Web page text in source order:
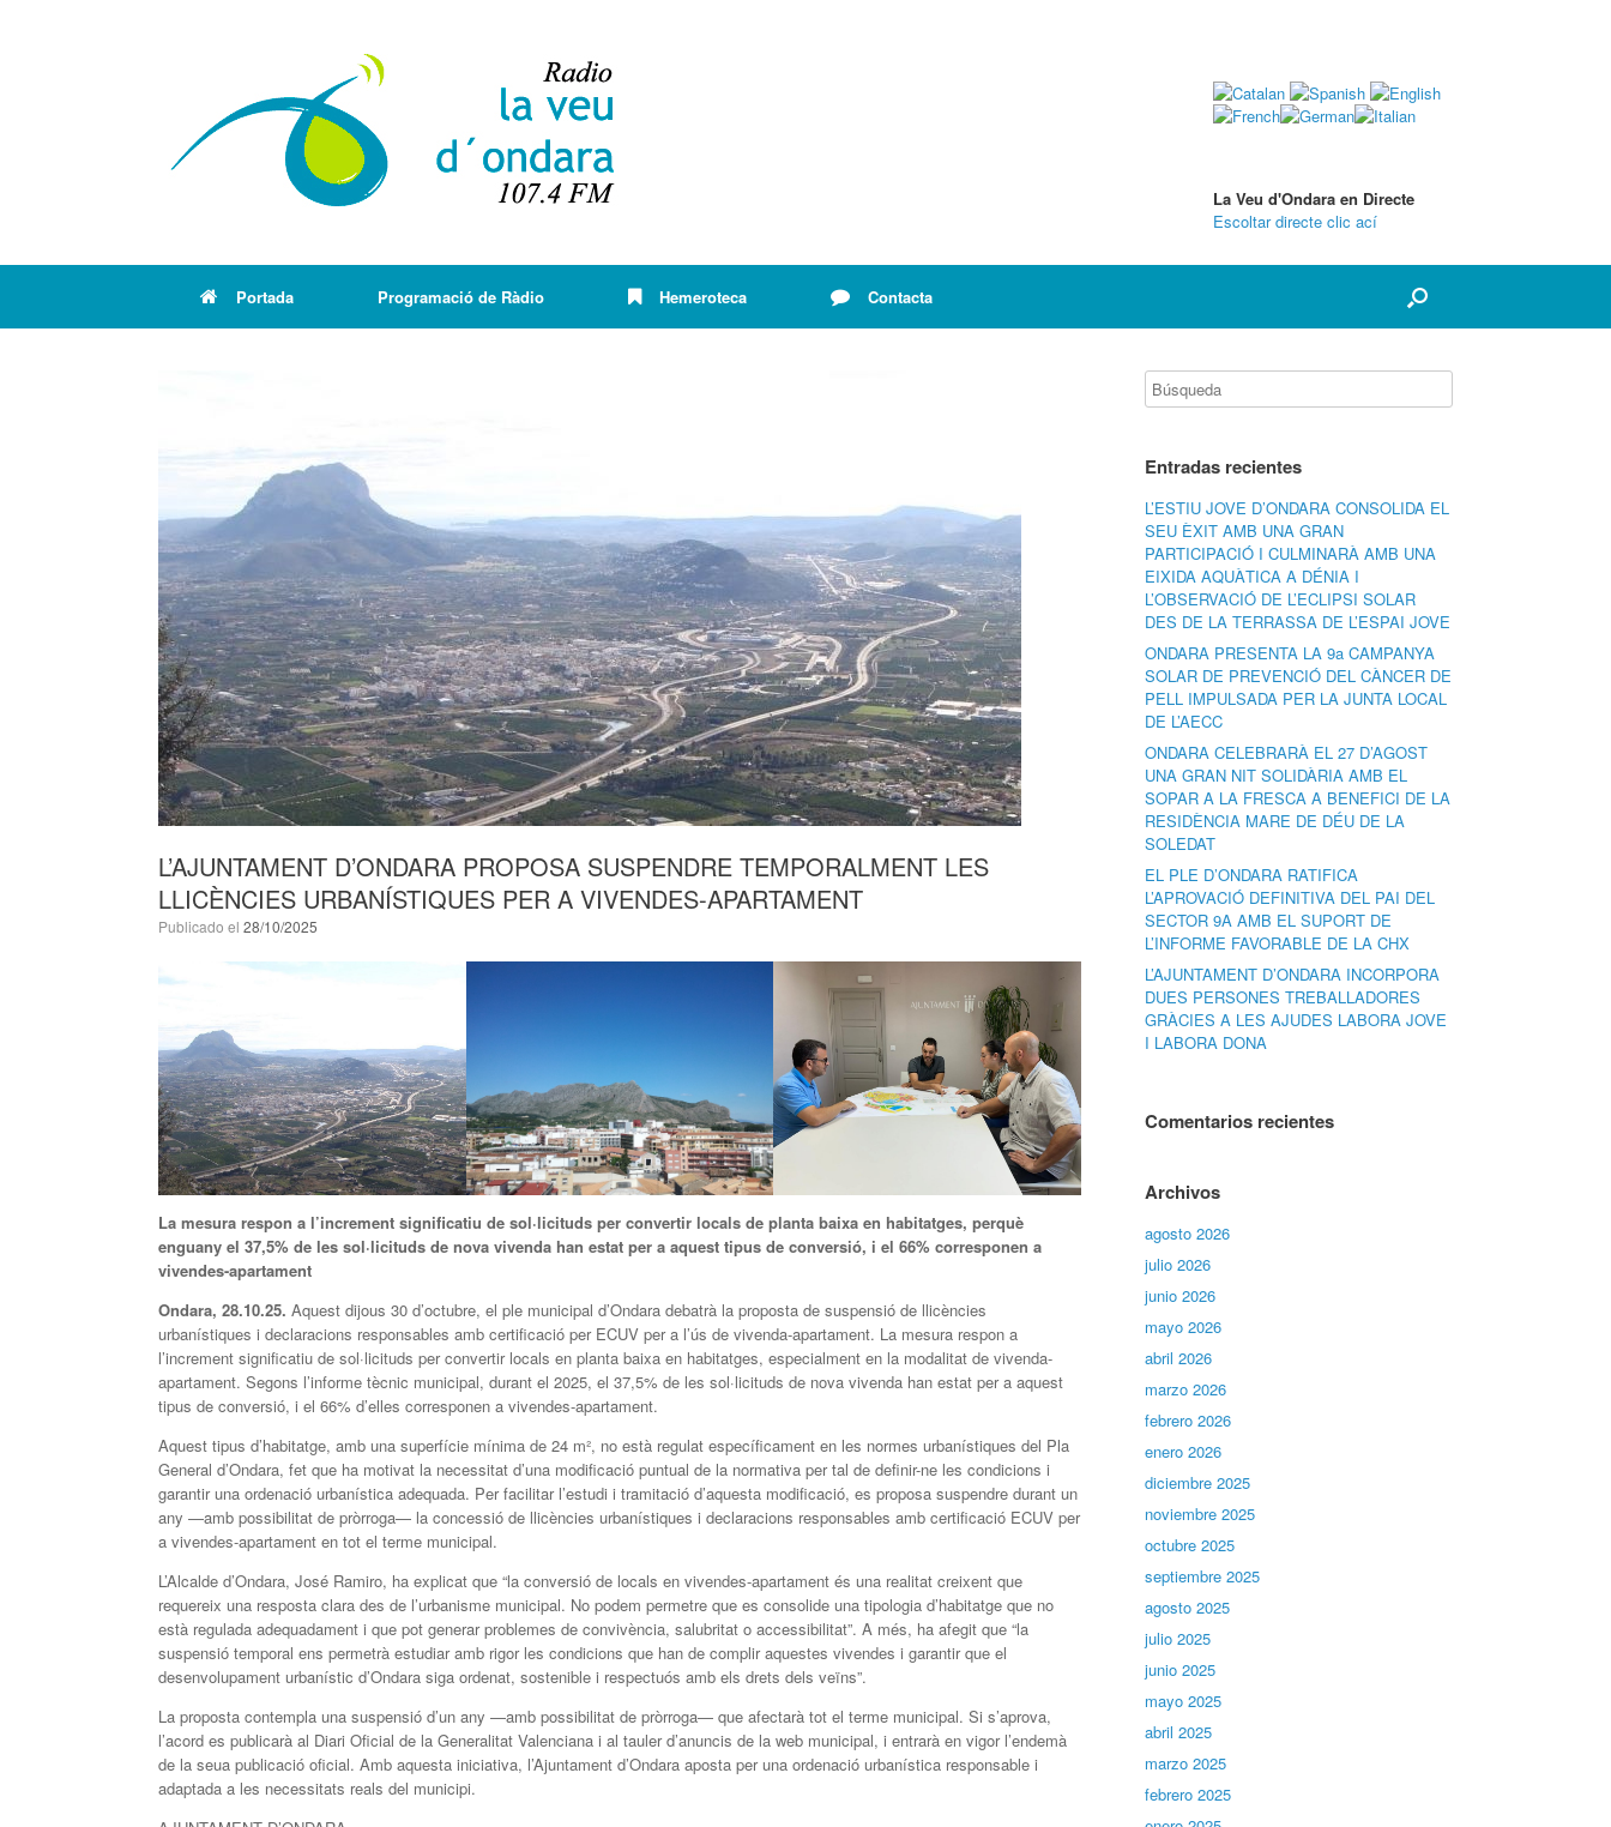
La Veu d'Ondara en Directe
Escoltar directe clic ací
Portada Programació de Ràdio Hemeroteca Contacta
L’AJUNTAMENT D’ONDARA PROPOSA SUSPENDRE TEMPORALMENT LES
LLICÈNCIES URBANÍSTIQUES PER A VIVENDES-APARTAMENT
Publicado el 28/10/2025
La mesura respon a l’increment significatiu de sol·licituds per convertir locals de planta baixa en habitatges, perquè
enguany el 37,5% de les sol·licituds de nova vivenda han estat per a aquest tipus de conversió, i el 66% corresponen a
vivendes-apartament
Ondara, 28.10.25. Aquest dijous 30 d’octubre, el ple municipal d’Ondara debatrà la proposta de suspensió de llicències
urbanístiques i declaracions responsables amb certificació per ECUV per a l’ús de vivenda-apartament. La mesura respon a
l’increment significatiu de sol·licituds per convertir locals en planta baixa en habitatges, especialment en la modalitat de vivenda-
apartament. Segons l’informe tècnic municipal, durant el 2025, el 37,5% de les sol·licituds de nova vivenda han estat per a aquest
tipus de conversió, i el 66% d’elles corresponen a vivendes-apartament.
Aquest tipus d’habitatge, amb una superfície mínima de 24 m², no està regulat específicament en les normes urbanístiques del Pla
General d’Ondara, fet que ha motivat la necessitat d’una modificació puntual de la normativa per tal de definir-ne les condicions i
garantir una ordenació urbanística adequada. Per facilitar l’estudi i tramitació d’aquesta modificació, es proposa suspendre durant un
any —amb possibilitat de pròrroga— la concessió de llicències urbanístiques i declaracions responsables amb certificació ECUV per
a vivendes-apartament en tot el terme municipal.
L’Alcalde d’Ondara, José Ramiro, ha explicat que “la conversió de locals en vivendes-apartament és una realitat creixent que
requereix una resposta clara des de l’urbanisme municipal. No podem permetre que es consolide una tipologia d’habitatge que no
està regulada adequadament i que pot generar problemes de convivència, salubritat o accessibilitat”. A més, ha afegit que “la
suspensió temporal ens permetrà estudiar amb rigor les condicions que han de complir aquestes vivendes i garantir que el
desenvolupament urbanístic d’Ondara siga ordenat, sostenible i respectuós amb els drets dels veïns”.
La proposta contempla una suspensió d’un any —amb possibilitat de pròrroga— que afectarà tot el terme municipal. Si s’aprova,
l’acord es publicarà al Diari Oficial de la Generalitat Valenciana i al tauler d’anuncis de la web municipal, i entrarà en vigor l’endemà
de la seua publicació oficial. Amb aquesta iniciativa, l’Ajuntament d’Ondara aposta per una ordenació urbanística responsable i
adaptada a les necessitats reals del municipi.
Entradas recientes
L’ESTIU JOVE D’ONDARA CONSOLIDA EL
SEU ÈXIT AMB UNA GRAN
PARTICIPACIÓ I CULMINARÀ AMB UNA
EIXIDA AQUÀTICA A DÉNIA I
L’OBSERVACIÓ DE L’ECLIPSI SOLAR
DES DE LA TERRASSA DE L’ESPAI JOVE
ONDARA PRESENTA LA 9a CAMPANYA
SOLAR DE PREVENCIÓ DEL CÀNCER DE
PELL IMPULSADA PER LA JUNTA LOCAL
DE L’AECC
ONDARA CELEBRARÀ EL 27 D’AGOST
UNA GRAN NIT SOLIDÀRIA AMB EL
SOPAR A LA FRESCA A BENEFICI DE LA
RESIDÈNCIA MARE DE DÉU DE LA
SOLEDAT
EL PLE D’ONDARA RATIFICA
L’APROVACIÓ DEFINITIVA DEL PAI DEL
SECTOR 9A AMB EL SUPORT DE
L’INFORME FAVORABLE DE LA CHX
L’AJUNTAMENT D’ONDARA INCORPORA
DUES PERSONES TREBALLADORES
GRÀCIES A LES AJUDES LABORA JOVE
I LABORA DONA
Comentarios recientes
Archivos
agosto 2026
julio 2026
junio 2026
mayo 2026
abril 2026
marzo 2026
febrero 2026
enero 2026
diciembre 2025
noviembre 2025
octubre 2025
septiembre 2025
agosto 2025
julio 2025
junio 2025
mayo 2025
abril 2025
marzo 2025
febrero 2025